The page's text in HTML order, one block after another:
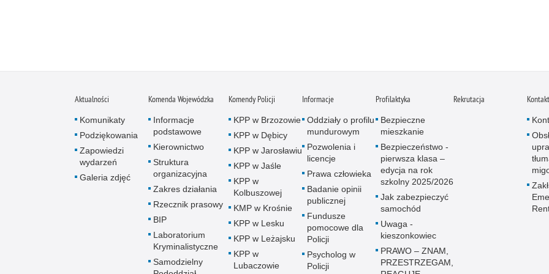
Aktualności
Komunikaty
Podziękowania
Zapowiedzi
wydarzeń
Galeria zdjęć
Komenda Wojewódzka
Informacje
podstawowe
Kierownictwo
Struktura
organizacyjna
Zakres działania
Rzecznik prasowy
BIP
Laboratorium
Kryminalistyczne
Samodzielny
Komendy Policji
KPP w Brzozowie
KPP w Dębicy
KPP w Jarosławiu
KPP w Jaśle
KPP w
Kolbuszowej
KMP w Krośnie
KPP w Lesku
KPP w Leżajsku
KPP w
Lubaczowie
Informacje
Oddziały o profilu
mundurowym
Pozwolenia i
licencje
Prawa człowieka
Badanie opinii
publicznej
Fundusze
pomocowe dla
Policji
Psycholog w
Policji
Profilaktyka
Bezpieczne
mieszkanie
Bezpieczeństwo -
pierwsza klasa –
edycja na rok
szkolny 2025/2026
Jak zabezpieczyć
samochód
Uwaga -
kieszonkowiec
PRAWO – ZNAM,
PRZESTRZEGAM,
Rekrutacja Kontakt